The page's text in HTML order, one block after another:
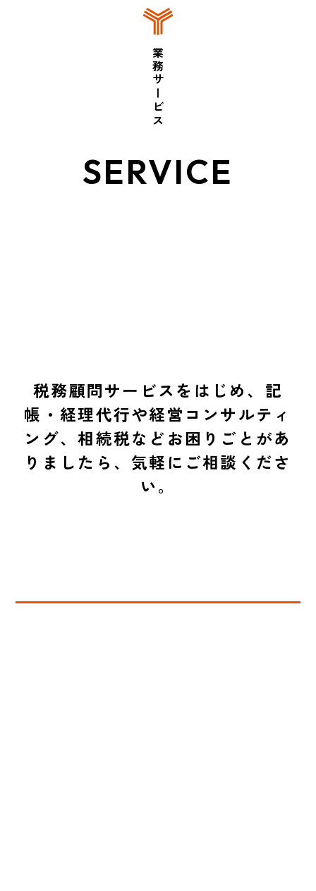
業務サービス
SERVICE
税務顧問サービスをはじめ、記
帳・経理代行や経営コンサルティ
ング、相続税などお困りごとがあ
りましたら、気軽にご相談くださ
い。